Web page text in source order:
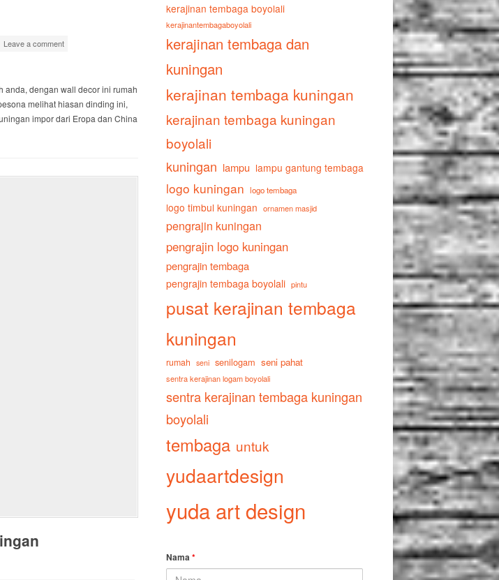
Leave a comment
anda, dengan wall decor ini rumah
melihat hiasan dinding ini,
impor dari Eropa dan China
kerajinan tembaga boyolali
kerajinantembagaboyolali
kerajinan tembaga dan
kuningan
kerajinan tembaga kuningan
kerajinan tembaga kuningan
boyolali
kuningan lampu lampu gantung tembaga
logo kuningan logo tembaga
logo timbul kuningan ornamen masjid
pengrajin kuningan
pengrajin logo kuningan
pengrajin tembaga
pengrajin tembaga boyolali pintu
pusat kerajinan tembaga
kuningan
rumah seni senilogam seni pahat
sentra kerajinan logam boyolali
sentra kerajinan tembaga kuningan
boyolali
tembaga untuk
yudaartdesign
yuda art design
Nama*